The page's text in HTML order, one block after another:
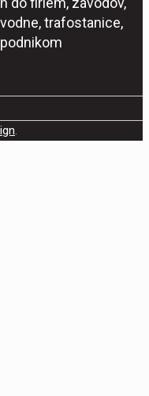
trafostanice,
.